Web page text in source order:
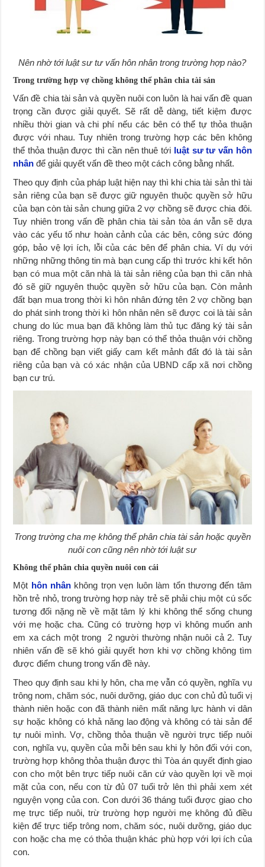
Nên nhờ tới luật sư tư vấn hôn nhân trong trường hợp nào?
Trong trường hợp vợ chồng không thể phân chia tài sản
Vấn đề chia tài sản và quyền nuôi con luôn là hai vấn đề quan
trọng cần được giải quyết. Sẽ rất dễ dàng, tiết kiệm được
nhiều thời gian và chi phí nếu các bên có thể tự thỏa thuận
được với nhau. Tuy nhiên trong trường hợp các bên không
thể thỏa thuận được thì cần nên thuê tới luật sư tư vấn hôn
nhân để giải quyết vấn đề theo một cách công bằng nhất.
Theo quy định của pháp luật hiện nay thì khi chia tài sản thì tài
sản riêng của bạn sẽ được giữ nguyên thuộc quyền sở hữu
của bạn còn tài sản chung giữa 2 vợ chồng sẽ được chia đôi.
Tuy nhiên trong vấn đề phân chia tài sản tòa án vẫn sẽ dựa
vào các yếu tố như hoàn cảnh của các bên, công sức đóng
góp, bảo vệ lợi ích, lỗi của các bên để phân chia. Ví dụ với
những những thông tin mà bạn cung cấp thì trước khi kết hôn
bạn có mua một căn nhà là tài sản riêng của bạn thì căn nhà
đó sẽ giữ nguyên thuộc quyền sở hữu của bạn. Còn mảnh
đất bạn mua trong thời kì hôn nhân đứng tên 2 vợ chồng bạn
do phát sinh trong thời kì hôn nhân nên sẽ được coi là tài sản
chung do lúc mua bạn đã không làm thủ tục đăng ký tài sản
riêng. Trong trường hợp này bạn có thể thỏa thuận với chồng
bạn để chồng bạn viết giấy cam kết mảnh đất đó là tài sản
riêng của bạn và có xác nhận của UBND cấp xã nơi chồng
bạn cư trú.
Trong trường cha mẹ không thể phân chia tài sản hoặc quyền
nuôi con cũng nên nhờ tới luật sư
Không thể phân chia quyền nuôi con cái
Một hôn nhân không trọn vẹn luôn làm tổn thương đến tâm
hồn trẻ nhỏ, trong trường hợp này trẻ sẽ phải chịu một cú sốc
tương đối nặng nề về mặt tâm lý khi không thể sống chung
với mẹ hoặc cha. Cũng có trường hợp vì không muốn anh
em xa cách một trong 2 người thường nhận nuôi cả 2. Tuy
nhiên vấn đề sẽ khó giải quyết hơn khi vợ chồng không tìm
được điểm chung trong vấn đề này.
Theo quy định sau khi ly hôn, cha mẹ vẫn có quyền, nghĩa vụ
trông nom, chăm sóc, nuôi dưỡng, giáo dục con chủ đủ tuổi vị
thành niên hoặc con đã thành niên mất năng lực hành vi dân
sự hoặc không có khả năng lao động và không có tài sản để
tự nuôi mình. Vợ, chồng thỏa thuận về người trực tiếp nuôi
con, nghĩa vụ, quyền của mỗi bên sau khi ly hôn đối với con,
trường hợp không thỏa thuận được thì Tòa án quyết định giao
con cho một bên trực tiếp nuôi căn cứ vào quyền lợi về mọi
mặt của con, nếu con từ đủ 07 tuổi trở lên thì phải xem xét
nguyện vọng của con. Con dưới 36 tháng tuổi được giao cho
mẹ trực tiếp nuôi, trừ trường hợp người mẹ không đủ điều
kiện để trực tiếp trông nom, chăm sóc, nuôi dưỡng, giáo dục
con hoặc cha mẹ có thỏa thuận khác phù hợp với lợi ích của
con.